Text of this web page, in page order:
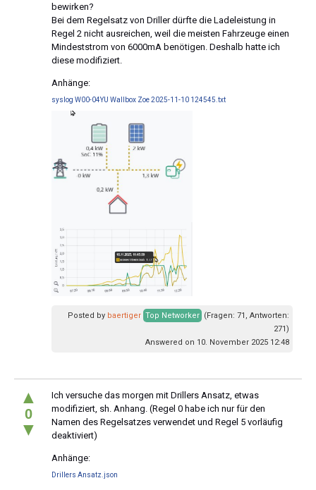
bewirken?
Bei dem Regelsatz von Driller dürfte die Ladeleistung in
Regel 2 nicht ausreichen, weil die meisten Fahrzeuge einen
Mindeststrom von 6000mA benötigen. Deshalb hatte ich
diese modifiziert.
Anhänge:
syslog W00-04YU Wallbox Zoe 2025-11-10 124545.txt
Posted by baertiger Top Networker (Fragen: 71, Antworten:
271)
Answered on 10. November 2025 12:48
▲
0
▼
Ich versuche das morgen mit Drillers Ansatz, etwas
modifiziert, sh. Anhang. (Regel 0 habe ich nur für den
Namen des Regelsatzes verwendet und Regel 5 vorläufig
deaktiviert)
Anhänge:
Drillers Ansatz.json